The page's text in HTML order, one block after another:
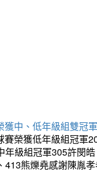
獲中、低年級組雙冠軍
榮獲低年級組冠
級組冠軍305許閔
熊爍堯感謝陳胤